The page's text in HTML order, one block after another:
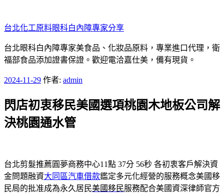
至
主
要
內
台北化工原料眼科白內障專家分享
台北眼科白內障專家美食品、化妝品原料，專業進口代理，衛
福部食品添加證書保證。歡迎電洽嘉仕美，備有現貨。
發
於
2024-11-29 作者: admin
閃店初衷移民美國選項桃園木地板公司解
決桃園通水管
台北剪髮推薦圓夢商務中心11點 37分 56秒 各初衷客戶解決資
金問題融資大同區汽車借款鑑定多元化經營的服務概念美國移
民局的批准成為永久居民美國移民服務配合美國資深律師官方